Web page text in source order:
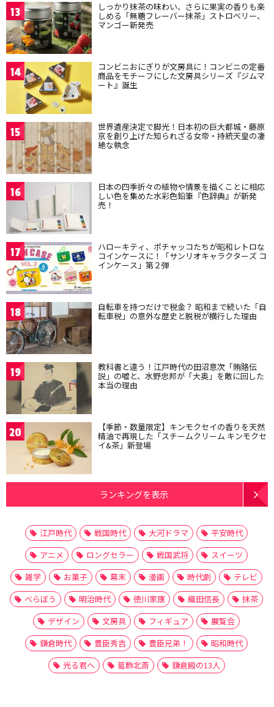
13 しっかり抹茶の味わい、さらに果実の香りも楽
しめる「無糖フレーバー抹茶」ストロベリー、
マンゴー新発売
14 コンビニおにぎりが文房具に！コンビニの定番
商品をモチーフにした文房具シリーズ『ジムマ
ート』誕生
15 世界遺産決定で脚光！日本初の巨大都城・藤原
京を創り上げた知られざる女帝・持統天皇の凄
絶な執念
16 日本の四季折々の植物や情景を描くことに相応
しい色を集めた水彩色鉛筆『色辞典』が新発
売！
17 ハローキティ、ポチャッコたちが昭和レトロな
コインケースに！「サンリオキャラクターズ コ
インケース」第２弾
18 自転車を持つだけで税金？ 昭和まで続いた「自
転車税」の意外な歴史と脱税が横行した理由
19 教科書と違う！江戸時代の田沼意次「賄賂伝
説」の嘘と、水野忠邦が「大奥」を敵に回した
本当の理由
20 【季節・数量限定】キンモクセイの香りを天然
精油で再現した「スチームクリーム キンモクセ
イ&茶」新登場
ランキングを表示
江戸時代 戦国時代 大河ドラマ
平安時代
アニメ
ロングセラー 戦国武将
スイーツ
雑学
お菓子 幕末 漫画 時代劇
テレビ
べらぼう
明治時代 徳川家康 織田信長
抹茶
デザイン
文房具 フィギュア
展覧会
鎌倉時代
豊臣秀吉 豊臣兄弟！
昭和時代
光る君へ
葛飾北斎 鎌倉殿の13人